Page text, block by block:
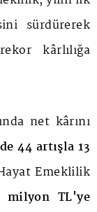
sürdürerek
kârlılığa
net kârını
44 artışla 13
Emeklilik
milyon TL'ye